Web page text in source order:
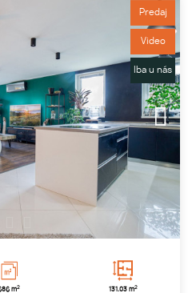
m2 131.03 m2
Predaj
Video
Iba u nás